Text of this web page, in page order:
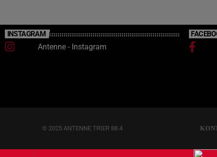
INSTAGRAM
Antenne - Instagram
© 2025 ANTENNE TRIER 88.4